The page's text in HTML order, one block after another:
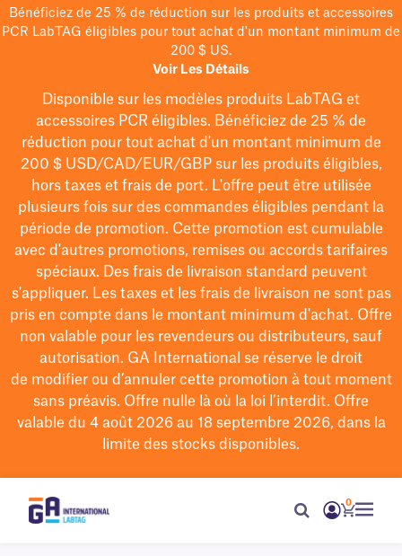
Bénéficiez de 25 % de réduction sur les produits et accessoires
PCR LabTAG éligibles pour tout achat d'un montant minimum de
200 $ US.
Voir Les Détails
Disponible sur les modèles produits LabTAG et
accessoires PCR éligibles. Bénéficiez de 25 % de
réduction pour tout achat d'un montant minimum de
200 $USD/CAD/EUR/GBPsur les produits éligibles,
hors taxes et frais de port. L'offre peut être utilisée
plusieurs fois sur des commandes éligibles pendant la
période de promotion. Cette promotion est cumulable
avec d'autres promotions, remises ou accords tarifaires
spéciaux. Des frais de livraison standard peuvent
s'appliquer. Les taxes et les frais de livraison ne sont pas
pris en compte dans le montant minimum d'achat. Offre
non valable pour les revendeurs ou distributeurs, sauf
autorisation. GA International se réserve le droit
de modifierou d’annuler cette promotion à tout moment
sans préavis. Offre nulle là où la loi l’interdit. Offre
valable du 4 août 2026 au 18 septembre 2026, dans la
limite des stocks disponibles.
0